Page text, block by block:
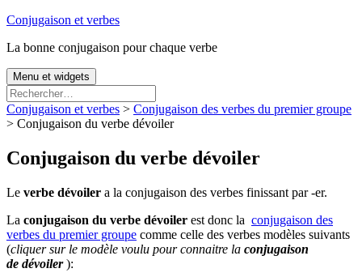
Aller
contenu
Conjugaison et verbes
La bonne conjugaison pour chaque verbe
Menu et widgets
Rechercher :
Conjugaison et verbes > Conjugaison des verbes du premier groupe
> Conjugaison du verbe dévoiler
Conjugaison du verbe dévoiler
Le verbe dévoiler a la conjugaison des verbes finissant par -er.
La conjugaison du verbe dévoiler est donc la conjugaison des
verbes du premier groupe comme celle des verbes modèles suivants
(cliquer sur le modèle voulu pour connaitre la conjugaison
de dévoiler):